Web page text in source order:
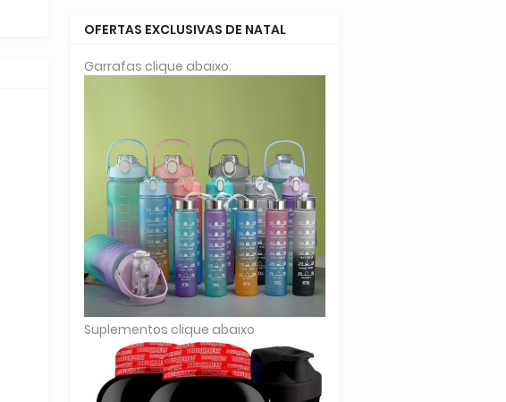
OFERTAS EXCLUSIVAS DE NATAL
Garrafas clique abaixo:
Suplementos clique abaixo